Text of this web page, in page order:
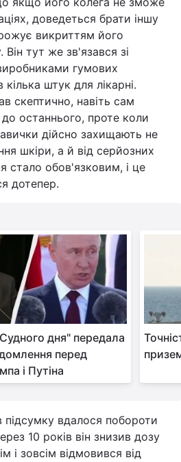
доведеться брати іншу
викриттям його
Він тут же зв'язався зі
гумових
штук для лікарні.
скептично, навіть сам
останнього, проте коли
дійсно захищають не
шкіри, а й від серйозних
стало обов'язковим, і це
дотепер.
дня" передала
перед
і Путіна
підсумку вдалося побороти
10 років він знизив дозу
і зовсім відмовився від